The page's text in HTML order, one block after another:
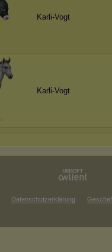
Karli-Vogt
Karli-Vogt
Datenschutzerklärung